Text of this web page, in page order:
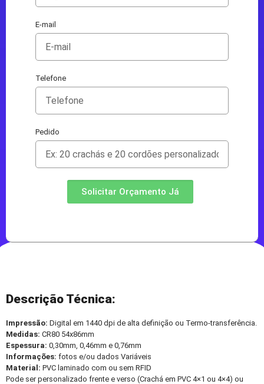
E-mail
Telefone
Pedido
Solicitar Orçamento Já
Descrição Técnica:
Impressão: Digital em 1440 dpi de alta definição ou Termo-transferência.
Medidas: CR80 54x86mm
Espessura: 0,30mm, 0,46mm e 0,76mm
Informações: fotos e/ou dados Variáveis
Material: PVC laminado com ou sem RFID
Pode ser personalizado frente e verso (Crachá em PVC 4×1 ou 4×4) ou